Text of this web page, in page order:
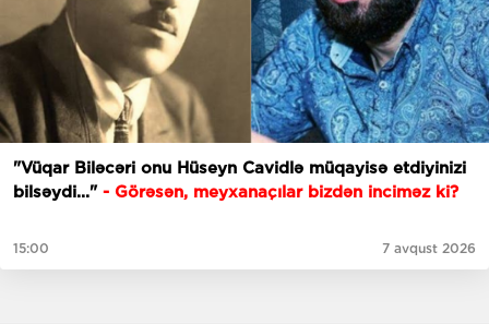
"Vüqar Biləcəri onu Hüseyn Cavidlə müqayisə etdiyinizi
bilsəydi..." - Görəsən, meyxanaçılar bizdən inciməz ki?
15:00 7 avqust 2026